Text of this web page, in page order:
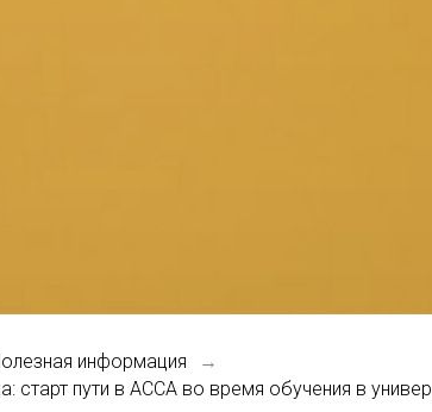
информация →
старт пути в ACCA во время обучения в